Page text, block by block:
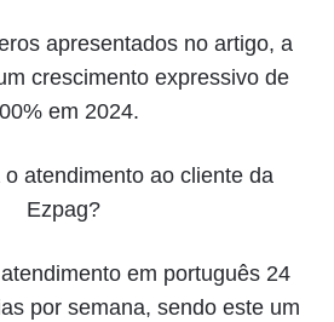
apresentados no artigo, a
crescimento expressivo de
em 2024.
atendimento ao cliente da
Ezpag?
em português 24
por semana, sendo este um